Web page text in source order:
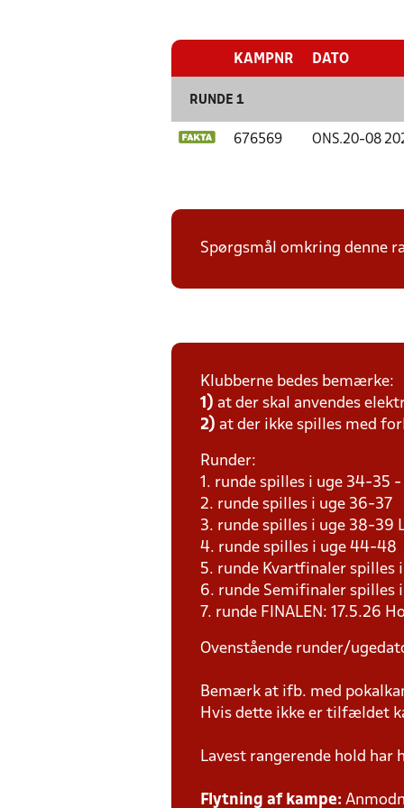
KAMPNR DATO
RUNDE 1
676569 ONS.20-08
Spørgsmål omkring denne
Klubberne bedes bemærke:
1) at der skal anvendes
2) at der ikke spilles med
Runder:
1. runde spilles i uge 34-35
2. runde spilles i uge 36-37
3. runde spilles i uge 38-39
4. runde spilles i uge 44-48
5. runde Kvartfinaler spilles
6. runde Semifinaler spilles
7. runde FINALEN: 17.5.26
Ovenstående runder/
Bemærk at ifb. med
Hvis dette ikke er tilfældet
Lavest rangerende hold
Flytning af kampe: